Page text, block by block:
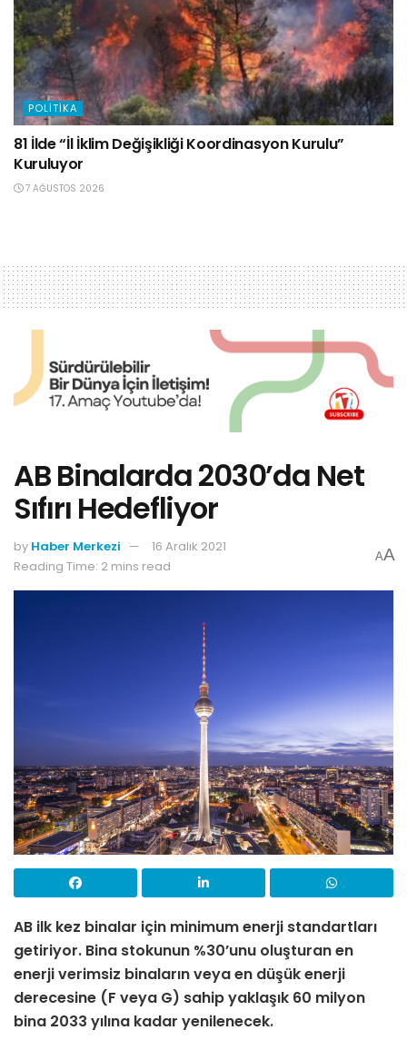
POLITIKA
81 İlde “İl İklim Değişikliği Koordinasyon Kurulu”
Kuruluyor
7 AĞUSTOS 2026
AB Binalarda 2030’da Net
Sıfırı Hedefliyor
by Haber Merkezi
16 Aralık 2021
Reading Time: 2 mins read
AA
AB ilk kez binalar için minimum enerji standartları
getiriyor. Bina stokunun %30’unu oluşturan en
enerji verimsiz binaların veya en düşük enerji
derecesine (F veya G) sahip yaklaşık 60 milyon
bina 2033 yılına kadar yenilenecek.